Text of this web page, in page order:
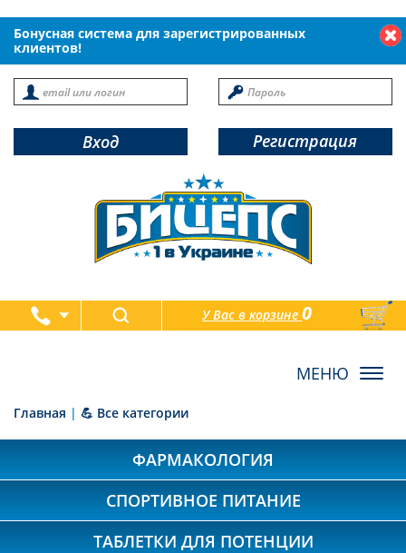
Бонусная система для зарегистрированных
клиентов!
Вход Регистрация
У Вас в корзине0
товаров
Главная | 💪 Все категории
ФАРМАКОЛОГИЯ
СПОРТИВНОЕ ПИТАНИЕ
ТАБЛЕТКИ ДЛЯ ПОТЕНЦИИ